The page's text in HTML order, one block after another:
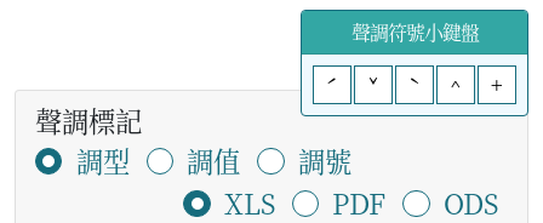
聲調符號小鍵盤
ˊ
ˇ ˋ ^ +
聲調標記
調型
調值
調號
XLS
PDF
ODS